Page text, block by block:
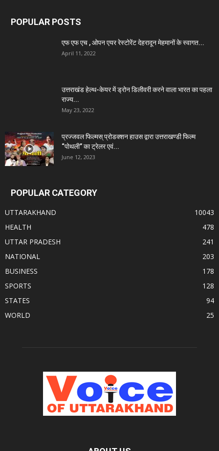
POPULAR POSTS
एफ एफ एच , ओपन एयर रेस्टोरेंट देहरादून मेहमानों के स्वागत...
April 11, 2022
उत्तराखंड हेल्थ-केयर में ड्रोन डिलीवरी करने वाला भारत का पहला
राज्य...
May 23, 2022
प्रज्जवल फिल्मस् प्रोडक्शन हाउस द्वारा उत्तराखण्डी फिल्म
“पोथली” का ट्रेलर एवं...
June 12, 2023
POPULAR CATEGORY
UTTARAKHAND
10043
HEALTH
478
UTTAR PRADESH
241
NATIONAL
203
BUSINESS
178
SPORTS
128
STATES
94
WORLD
25